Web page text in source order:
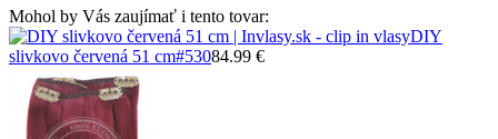
Mohol by Vás zaujímať i tento tovar:
DIY
slivkovo červená 51 cm#53084.99 €